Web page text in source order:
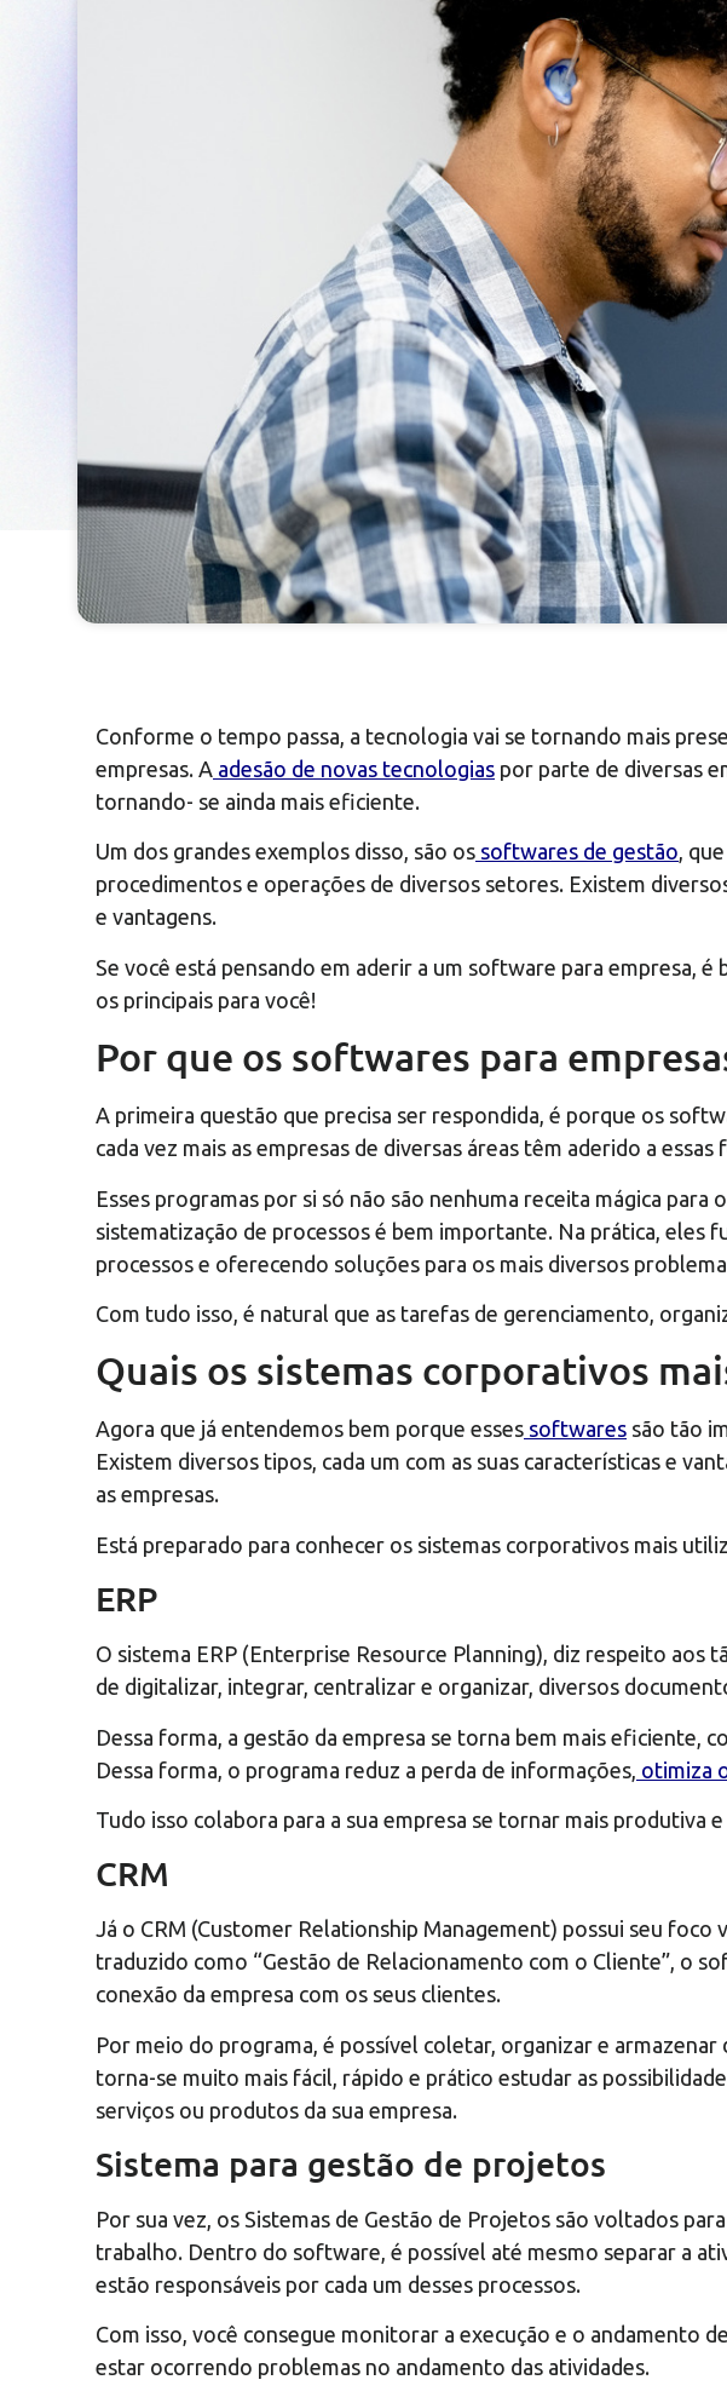
Conforme o tempo passa, a tecnologia vai se tornando mais
empresas. A adesão de novas tecnologias por parte de diversas
tornando- se ainda mais eficiente.
Um dos grandes exemplos disso, são os softwares de gestão,
procedimentos e operações de diversos setores. Existem
e vantagens.
Se você está pensando em aderir a um software para empresa,
os principais para você!
Por que os softwares para
A primeira questão que precisa ser respondida, é porque os
cada vez mais as empresas de diversas áreas têm aderido a
Esses programas por si só não são nenhuma receita mágica
sistematização de processos é bem importante. Na prática, eles
processos e oferecendo soluções para os mais diversos
Com tudo isso, é natural que as tarefas de gerenciamento,
Quais os sistemas corporativos
Agora que já entendemos bem porque esses softwares são tão
Existem diversos tipos, cada um com as suas características e
as empresas.
Está preparado para conhecer os sistemas corporativos mais
ERP
O sistema ERP (Enterprise Resource Planning), diz respeito aos
de digitalizar, integrar, centralizar e organizar, diversos
Dessa forma, a gestão da empresa se torna bem mais eficiente,
Dessa forma, o programa reduz a perda de informações, otimiza
Tudo isso colabora para a sua empresa se tornar mais produtiva
CRM
Já o CRM (Customer Relationship Management) possui seu
traduzido como “Gestão de Relacionamento com o Cliente”, o
conexão da empresa com os seus clientes.
Por meio do programa, é possível coletar, organizar e
torna-se muito mais fácil, rápido e prático estudar as
serviços ou produtos da sua empresa.
Sistema para gestão de projetos
Por sua vez, os Sistemas de Gestão de Projetos são voltados
trabalho. Dentro do software, é possível até mesmo separar a
estão responsáveis por cada um desses processos.
Com isso, você consegue monitorar a execução e o andamento
estar ocorrendo problemas no andamento das atividades.